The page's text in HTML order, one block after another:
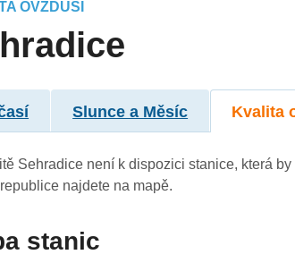
OVZDUŠÍ
Slunce a Měsíc Kvalita
Sehradice není k dispozici stanice, která
najdete na mapě.
stanic